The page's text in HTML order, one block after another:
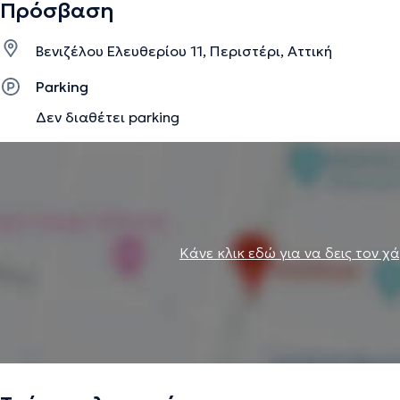
Πρόσβαση
Βενιζέλου Ελευθερίου 11, Περιστέρι, Αττική
Parking
Δεν διαθέτει parking
Κάνε κλικ εδώ για να δεις τον